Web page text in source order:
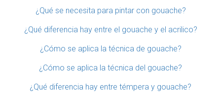
¿Qué se necesita para pintar con gouache?
¿Qué diferencia hay entre el gouache y el acrilico?
¿Cómo se aplica la técnica de gouache?
¿Cómo se aplica la técnica del gouache?
¿Qué diferencia hay entre témpera y gouache?